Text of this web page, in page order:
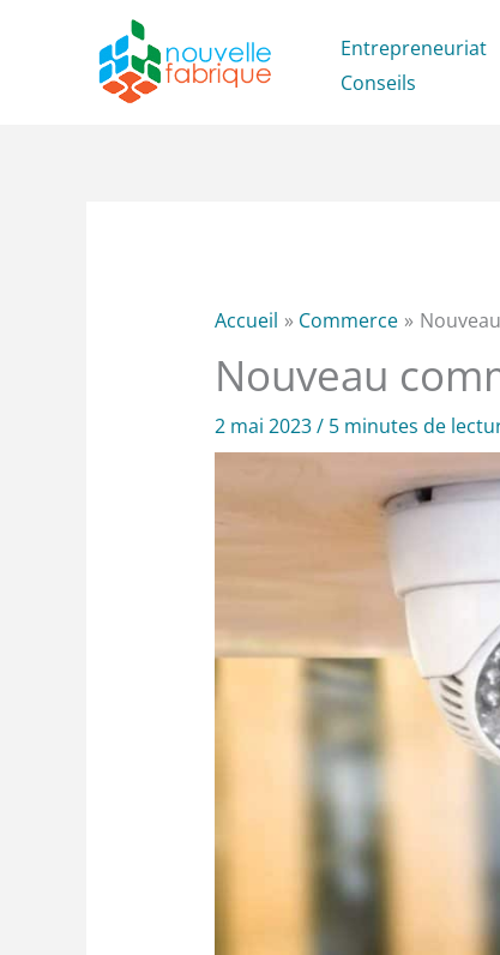
Entrepreneuriat
Conseils
Accueil Commerce
Nouveau
2 mai 2023/ 5 minutes de